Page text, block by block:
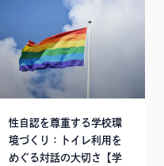
性自認を尊重する学校環
境づくり：トイレ利用を
めぐる対話の大切さ【学